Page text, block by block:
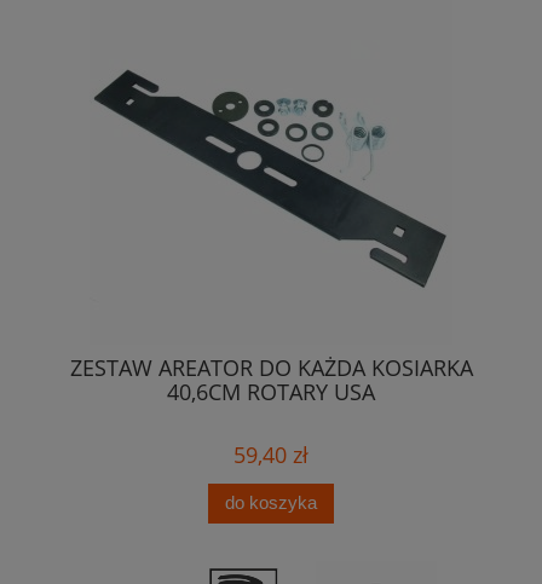
ZESTAW AREATOR DO KAŻDA KOSIARKA
40,6CM ROTARY USA
59,40 zł
do koszyka